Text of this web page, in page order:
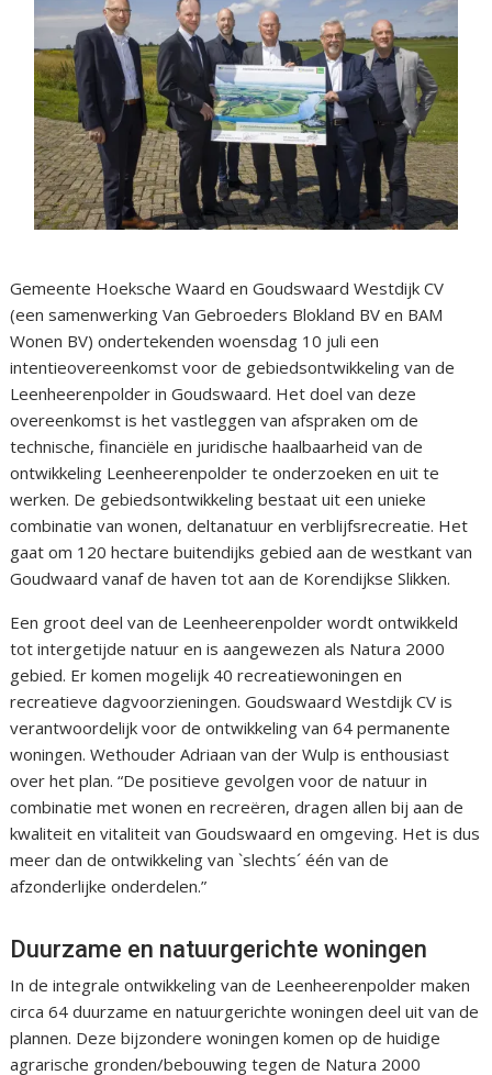
Gemeente Hoeksche Waard en Goudswaard Westdijk CV
(een samenwerking Van Gebroeders Blokland BV en BAM
Wonen BV) ondertekenden woensdag 10 juli een
intentieovereenkomst voor de gebiedsontwikkeling van de
Leenheerenpolder in Goudswaard. Het doel van deze
overeenkomst is het vastleggen van afspraken om de
technische, financiële en juridische haalbaarheid van de
ontwikkeling Leenheerenpolder te onderzoeken en uit te
werken. De gebiedsontwikkeling bestaat uit een unieke
combinatie van wonen, deltanatuur en verblijfsrecreatie. Het
gaat om 120 hectare buitendijks gebied aan de westkant van
Goudwaard vanaf de haven tot aan de Korendijkse Slikken.
Een groot deel van de Leenheerenpolder wordt ontwikkeld
tot intergetijde natuur en is aangewezen als Natura 2000
gebied. Er komen mogelijk 40 recreatiewoningen en
recreatieve dagvoorzieningen. Goudswaard Westdijk CV is
verantwoordelijk voor de ontwikkeling van 64 permanente
woningen. Wethouder Adriaan van der Wulp is enthousiast
over het plan. “De positieve gevolgen voor de natuur in
combinatie met wonen en recreëren, dragen allen bij aan de
kwaliteit en vitaliteit van Goudswaard en omgeving. Het is dus
meer dan de ontwikkeling van `slechts´ één van de
afzonderlijke onderdelen.”
Duurzame en natuurgerichte woningen
In de integrale ontwikkeling van de Leenheerenpolder maken
circa 64 duurzame en natuurgerichte woningen deel uit van de
plannen. Deze bijzondere woningen komen op de huidige
agrarische gronden/bebouwing tegen de Natura 2000